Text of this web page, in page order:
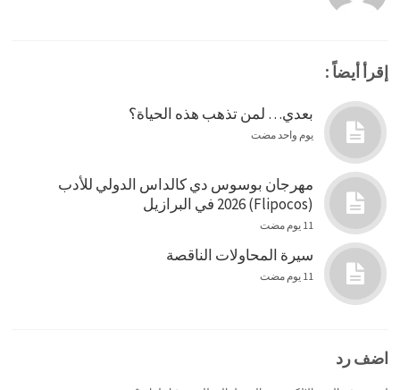
إقرأ أيضاً :
بعدي… لمن تذهب هذه الحياة؟
يوم واحد مضت
مهرجان بوسوس دي كالداس الدولي للأدب
(Flipocos) 2026 في البرازيل
11 يوم مضت
سيرة المحاولات الناقصة
11 يوم مضت
اضف رد